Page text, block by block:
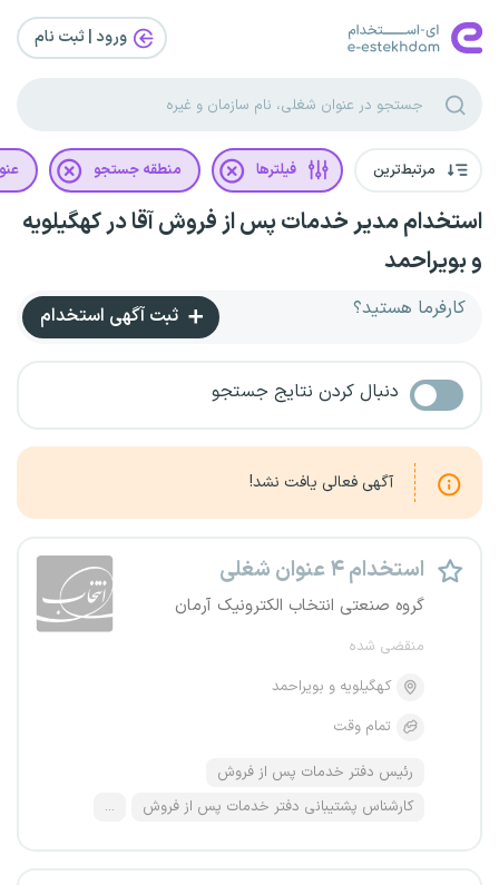
ورود | ثبت‌ نام
مرتبط‌ترین فیلترها منطقه جستجو
استخدام مدیر خدمات پس از فروش آقا در کهگیلویه
و بویراحمد
کارفرما هستید؟ ثبت آگهی استخدام
دنبال کردن نتایج جستجو
آگهی فعالی یافت نشد!
استخدام ۴ عنوان شغلی
گروه صنعتی انتخاب الکترونیک آرمان
منقضی شده
کهگیلویه و بویراحمد
تمام وقت
رئیس دفتر خدمات پس از فروش
کارشناس پشتیبانی دفتر خدمات پس از فروش
...